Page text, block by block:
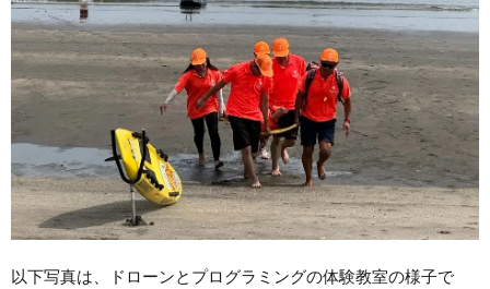
以下写真は、ドローンとプログラミングの体験教室の様子で